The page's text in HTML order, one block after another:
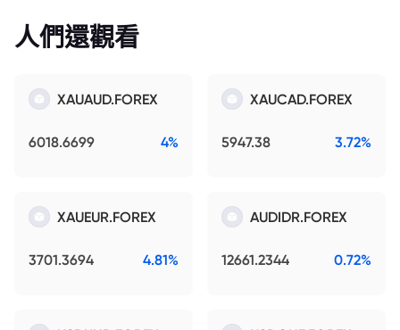
人們還觀看
XAUAUD.FOREX
6018.6699 4%
XAUCAD.FOREX
5947.38 3.72%
XAUEUR.FOREX
3701.3694 4.81%
AUDIDR.FOREX
12661.2344 0.72%